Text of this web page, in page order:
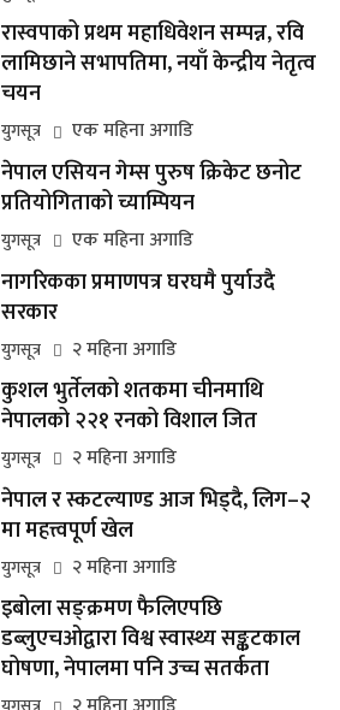
रास्वपाको प्रथम महाधिवेशन सम्पन्न, रवि
लामिछाने सभापतिमा, नयाँ केन्द्रीय नेतृत्व
चयन
युगसूत्र एक महिना अगाडि
नेपाल एसियन गेम्स पुरुष क्रिकेट छनोट
प्रतियोगिताको च्याम्पियन
युगसूत्र एक महिना अगाडि
नागरिकका प्रमाणपत्र घरघमै पुर्याउदै
सरकार
युगसूत्र २ महिना अगाडि
कुशल भुर्तेलको शतकमा चीनमाथि
नेपालको २२१ रनको विशाल जित
युगसूत्र २ महिना अगाडि
नेपाल र स्कटल्याण्ड आज भिड्दै, लिग–२
मा महत्त्वपूर्ण खेल
युगसूत्र २ महिना अगाडि
इबोला सङ्क्रमण फैलिएपछि
डब्लुएचओद्वारा विश्व स्वास्थ्य सङ्कटकाल
घोषणा, नेपालमा पनि उच्च सतर्कता